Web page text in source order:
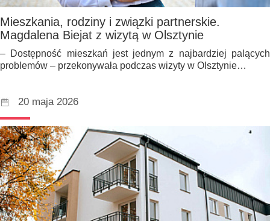
Mieszkania, rodziny i związki partnerskie.
Magdalena Biejat z wizytą w Olsztynie
– Dostępność mieszkań jest jednym z najbardziej palących
problemów – przekonywała podczas wizyty w Olsztynie…
20 maja 2026